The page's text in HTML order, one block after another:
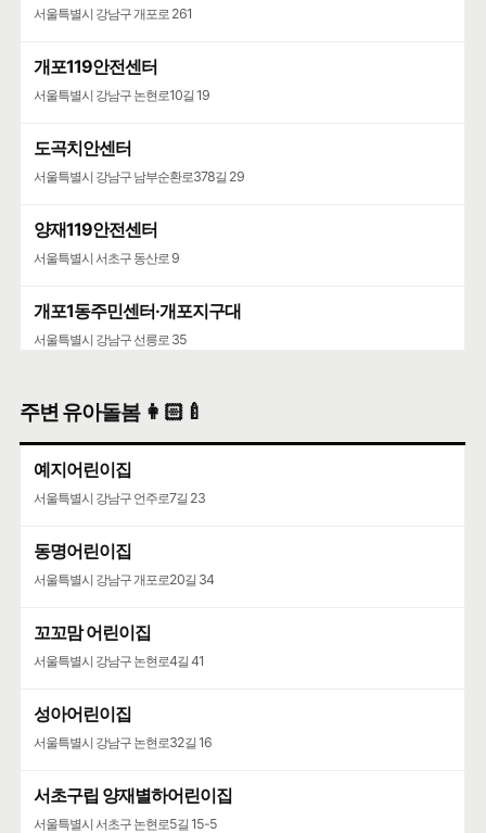
서울특별시 강남구 개포로 261
개포119안전센터
서울특별시 강남구 논현로10길 19
도곡치안센터
서울특별시 강남구 남부순환로378길 29
양재119안전센터
서울특별시 서초구 동산로 9
개포1동주민센터·개포지구대
서울특별시 강남구 선릉로 35
주변 유아돌봄 👩🏻‍🍼
예지어린이집
서울특별시 강남구 언주로7길 23
동명어린이집
서울특별시 강남구 개포로20길 34
꼬꼬맘 어린이집
서울특별시 강남구 논현로4길 41
성아어린이집
서울특별시 강남구 논현로32길 16
서초구립 양재별하어린이집
서울특별시 서초구 논현로5길 15-5